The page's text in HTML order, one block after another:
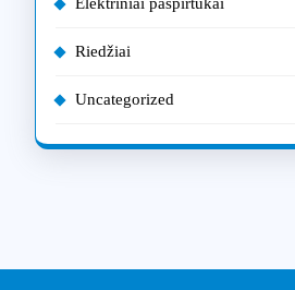
Riedžiai
Uncategorized